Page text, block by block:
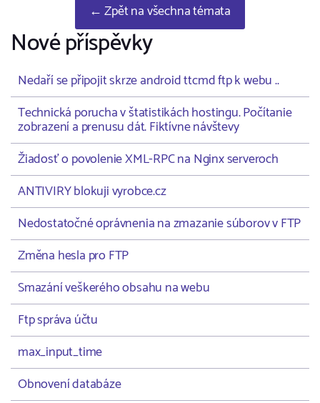
← Zpět na všechna témata
Nové příspěvky
Nedaří se připojit skrze android ttcmd ftp k webu ..
Technická porucha v štatistikách hostingu. Počítanie
zobrazení a prenusu dát. Fiktívne návštevy
Žiadosť o povolenie XML-RPC na Nginx serveroch
ANTIVIRY blokuji vyrobce.cz
Nedostatočné oprávnenia na zmazanie súborov v FTP
Změna hesla pro FTP
Smazání veškerého obsahu na webu
Ftp správa účtu
max_input_time
Obnovení databáze